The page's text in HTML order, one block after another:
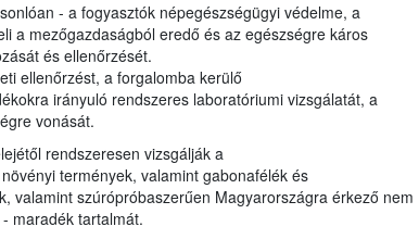
- a fogyasztók népegészségügyi védelme, a
a mezőgazdaságból eredő és az egészségre káros
és ellenőrzését.
ellenőrzést, a forgalomba kerülő
irányuló rendszeres laboratóriumi vizsgálatát, a
vonását.
rendszeresen vizsgálják a
termények, valamint gabonafélék és
valamint szúrópróbaszerűen Magyarországra érkező nem
maradék tartalmát.